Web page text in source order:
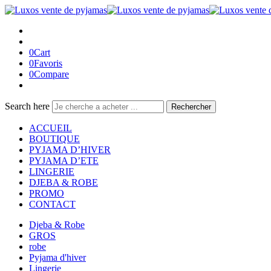
0Cart
0Favoris
0Compare
Search here Rechercher
ACCUEIL
BOUTIQUE
PYJAMA D’HIVER
PYJAMA D’ETE
LINGERIE
DJEBA & ROBE
PROMO
CONTACT
Djeba & Robe
GROS
robe
Pyjama d'hiver
Lingerie